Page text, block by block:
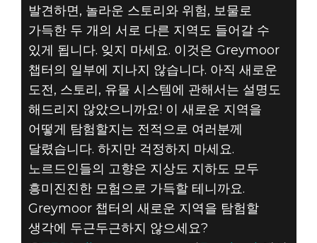
발견하면, 놀라운 스토리와 위험, 보물로
가득한 두 개의 서로 다른 지역도 들어갈 수
있게 됩니다. 잊지 마세요. 이것은 Greymoor
챕터의 일부에 지나지 않습니다. 아직 새로운
도전, 스토리, 유물 시스템에 관해서는 설명도
해드리지 않았으니까요! 이 새로운 지역을
어떻게 탐험할지는 전적으로 여러분께
달렸습니다. 하지만 걱정하지 마세요.
노르드인들의 고향은 지상도 지하도 모두
흥미진진한 모험으로 가득할 테니까요.
Greymoor 챕터의 새로운 지역을 탐험할
생각에 두근두근하지 않으세요?